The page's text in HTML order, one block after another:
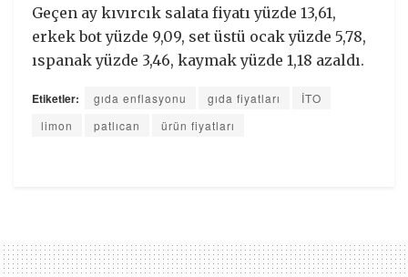
Geçen ay kıvırcık salata fiyatı yüzde 13,61,
erkek bot yüzde 9,09, set üstü ocak yüzde 5,78,
ıspanak yüzde 3,46, kaymak yüzde 1,18 azaldı.
Etiketler: gıda enflasyonu gıda fiyatları
İTO
limon
patlıcan ürün fiyatları